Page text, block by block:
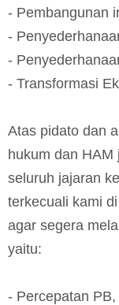
- Pembangunan
-
-
- Transformasi
Atas pidato dan
hukum dan HAM
seluruh jajaran
terkecuali kami
agar segera
yaitu:
- Percepatan